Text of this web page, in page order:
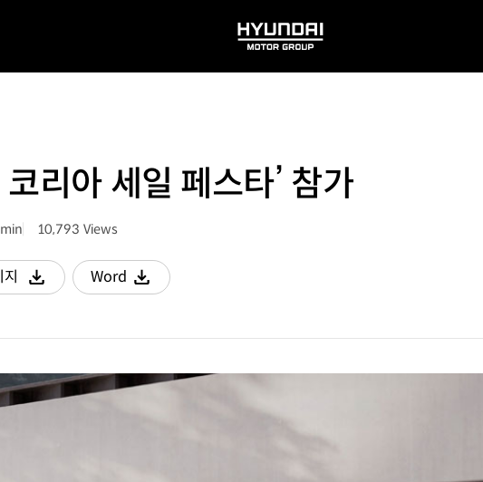
HYUNDAI
MOTOR
리아 세일 페스타’ 참가
10,793 Views
다운로드
Word
다운로드